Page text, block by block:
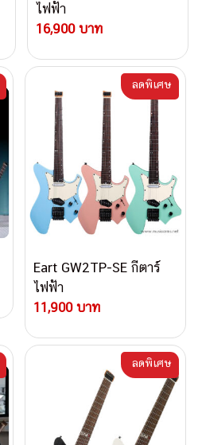
ไฟฟ้า
16,900 บาท
Eart GW2TP-SE กีตาร์
ไฟฟ้า
11,900 บาท
ลดพิเศษ
ลดพิเศษ